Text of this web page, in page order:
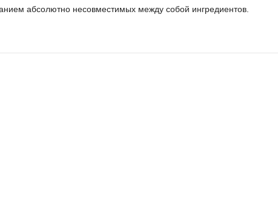
абсолютно несовместимых между собой ингредиентов.